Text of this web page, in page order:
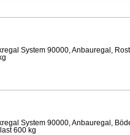
System 90000, Anbauregal,
System 90000, Anbauregal,
600 kg